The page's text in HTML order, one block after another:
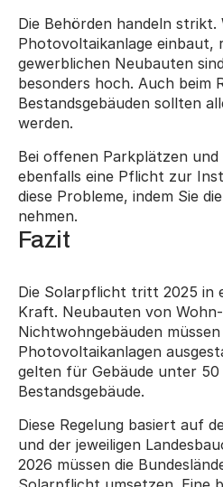
Die Behörden handeln strikt.
Photovoltaikanlage einbaut,
gewerblichen Neubauten
besonders hoch. Auch beim
Bestandsgebäuden sollten
werden.
Bei offenen Parkplätzen und
ebenfalls eine Pflicht zur
diese Probleme, indem Sie
nehmen.
Fazit
Die Solarpflicht tritt 2025 in
Kraft. Neubauten von
Nichtwohngebäuden
Photovoltaikanlagen
gelten für Gebäude unter 50
Bestandsgebäude.
Diese Regelung basiert auf
und der jeweiligen
2026 müssen die